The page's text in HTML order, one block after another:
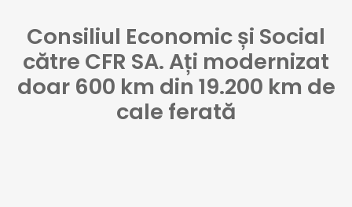
Consiliul Economic și Social
către CFR SA. Ați modernizat
doar 600 km din 19.200 km de
cale ferată